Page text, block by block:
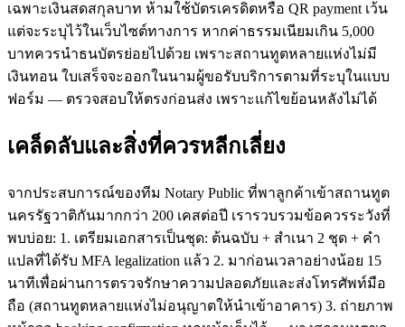
เฉพาะเงินสดสกุลบาท ห้ามใช้บัตรเครดิตหรือ QR payment เว้น
แต่จะระบุไว้ในเว็บไซต์ทางการ หากค่าธรรมเนียมเกิน 5,000
บาทควรนำธนบัตรย่อยไปด้วย เพราะสถานทูตหลายแห่งไม่มี
เงินทอน ใบเสร็จจะออกในนามผู้ขอรับบริการตามที่ระบุในแบบ
ฟอร์ม — ตรวจสอบให้ตรงก่อนส่ง เพราะแก้ไขย้อนหลังไม่ได้
เคล็ดลับและสิ่งที่ควรหลีกเลี่ยง
จากประสบการณ์ของทีม Notary Public ที่พาลูกค้าเข้าสถานทูต
นครรัฐวาติกันมากกว่า 200 เคสต่อปี เรารวบรวมข้อควรระวังที่
พบบ่อย: 1. เตรียมเอกสารเป็นชุด: ต้นฉบับ + สำเนา 2 ชุด + คำ
แปลที่ได้รับ MFA legalization แล้ว 2. มาก่อนเวลาอย่างน้อย 15
นาทีเพื่อผ่านการตรวจรักษาความปลอดภัยและส่งโทรศัพท์มือ
ถือ (สถานทูตหลายแห่งไม่อนุญาตให้นำเข้าอาคาร) 3. ถ่ายภาพ